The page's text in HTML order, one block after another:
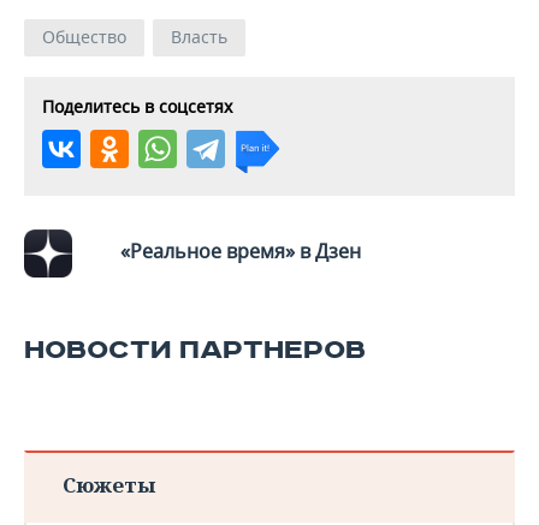
ФИГУРНОЕ КАТАНИЕ
ВОДНЫЕ ВИДЫ СПОРТА
ХОККЕЙ С МЯЧОМ
МЕДИЦИНА
ОБРАЗОВАНИЕ
ПРОИСШЕСТВИЯ
Общество Власть
Поделитесь в соцсетях
«Реальное время» в Дзен
НОВОСТИ ПАРТНЕРОВ
Сюжеты